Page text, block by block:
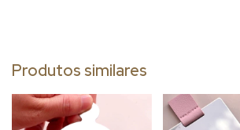
Produtos similares